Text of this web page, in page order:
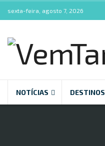
sexta-feira, agosto 7, 2026
NOTÍCIAS DESTINOS